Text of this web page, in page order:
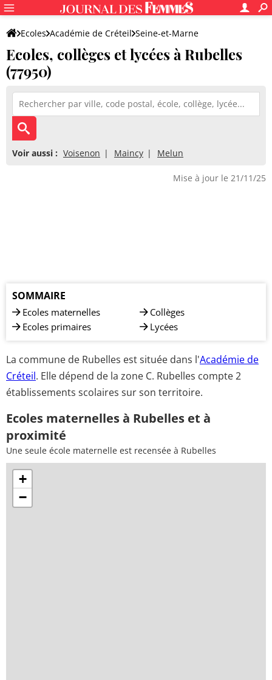
Ecoles Académie de Créteil Seine-et-Marne
Ecoles, collèges et lycées à Rubelles
(77950)
Voir aussi : Voisenon Maincy Melun
Mise à jour le 21/11/25
SOMMAIRE
Ecoles maternelles
Ecoles primaires
Collèges
Lycées
La commune de Rubelles est située dans l'Académie de
Créteil. Elle dépend de la zone C. Rubelles compte 2
établissements scolaires sur son territoire.
Ecoles maternelles à Rubelles et à
proximité
Une seule école maternelle est recensée à Rubelles
+
−